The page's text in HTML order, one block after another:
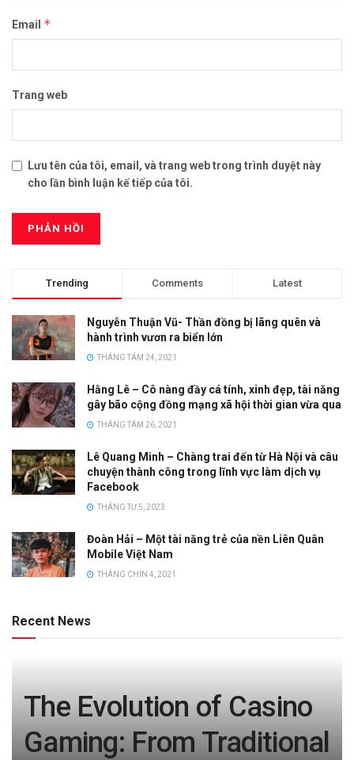
Email *
Trang web
Lưu tên của tôi, email, và trang web trong trình duyệt này
cho lần bình luận kế tiếp của tôi.
Trending Comments Latest
Nguyễn Thuận Vũ- Thần đồng bị lãng quên và
hành trình vươn ra biển lớn
THÁNG TÁM 24, 2021
Hằng Lê – Cô nàng đầy cá tính, xinh đẹp, tài năng
gây bão cộng đồng mạng xã hội thời gian vừa qua
THÁNG TÁM 26, 2021
Lê Quang Minh – Chàng trai đến từ Hà Nội và câu
chuyện thành công trong lĩnh vực làm dịch vụ
Facebook
THÁNG TƯ 5, 2023
Đoàn Hải – Một tài năng trẻ của nền Liên Quân
Mobile Việt Nam
THÁNG CHÍN 4, 2021
Recent News
The Evolution of Casino
Gaming: From Traditional